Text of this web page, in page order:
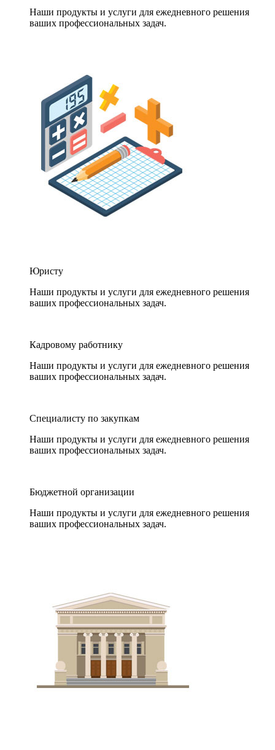
Наши продукты и услуги для ежедневного решения
ваших профессиональных задач.
Юристу
Наши продукты и услуги для ежедневного решения
ваших профессиональных задач.
Кадровому работнику
Наши продукты и услуги для ежедневного решения
ваших профессиональных задач.
Специалисту по закупкам
Наши продукты и услуги для ежедневного решения
ваших профессиональных задач.
Бюджетной организации
Наши продукты и услуги для ежедневного решения
ваших профессиональных задач.